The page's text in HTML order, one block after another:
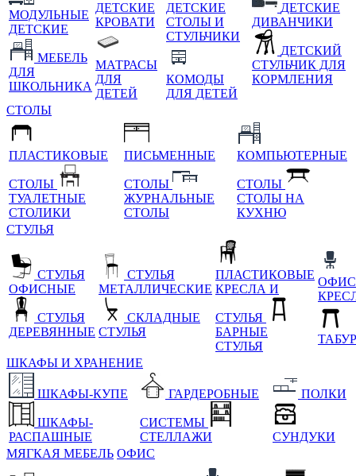
МОДУЛЬНЫЕ
ДЕТСКИЕ
МЕБЕЛЬ
ДЛЯ
ШКОЛЬНИКА
ДЕТСКИЕ
КРОВАТИ
МАТРАСЫ
ДЛЯ
ДЕТЕЙ
ДЕТСКИЕ
СТОЛЫ И
СТУЛЬЧИКИ
КОМОДЫ
ДЛЯ ДЕТЕЙ
ДЕТСКИЕ
ДИВАНЧИКИ
ДЕТСКИЙ
СТУЛЬЧИК ДЛЯ
КОРМЛЕНИЯ
СТОЛЫ
ПЛАСТИКОВЫЕ
СТОЛЫ
ТУАЛЕТНЫЕ
СТОЛИКИ
ПИСЬМЕННЫЕ
СТОЛЫ
ЖУРНАЛЬНЫЕ
СТОЛЫ
КОМПЬЮТЕРНЫЕ
СТОЛЫ
СТОЛЫ НА
КУХНЮ
СТУЛЬЯ
СТУЛЬЯ
ОФИСНЫЕ
СТУЛЬЯ
ДЕРЕВЯННЫЕ
СТУЛЬЯ
МЕТАЛЛИЧЕСКИЕ
СКЛАДНЫЕ
СТУЛЬЯ
ПЛАСТИКОВЫЕ
КРЕСЛА И
СТУЛЬЯ
БАРНЫЕ
СТУЛЬЯ
ШКАФЫ И ХРАНЕНИЕ
ШКАФЫ-КУПЕ
ШКАФЫ-
РАСПАШНЫЕ
ГАРДЕРОБНЫЕ
СИСТЕМЫ
СТЕЛЛАЖИ
ПОЛКИ
СУНДУКИ
МЯГКАЯ МЕБЕЛЬ ОФИС